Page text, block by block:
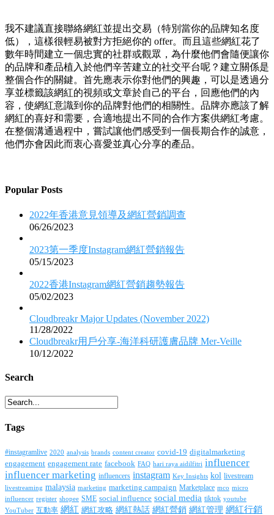
我不建議直接聯絡網紅並提出交易（特別當你的品牌知名度
低），這樣很輕易被對方拒絕你的 offer。而且這些網紅花了
數年時間建立一個忠實的社群或觀眾，為什麼他們會隨便讓你
的品牌和產品植入於他們辛苦建立的社交平台呢？建立關係是
整個合作的關鍵。首先應表示你對他們的興趣，可以是透過分
享並標籤該網紅的視頻或文章於自己的平台，回應他們的內
容，使網紅意識到你的品牌對他們的相關性。品牌亦應該了解
網紅的喜好和需要，合適地提出不同的合作方案供網紅考慮。
在整個溝通過程中，嘗試讓他們感受到一個長期合作的誠意，
他們亦會因此而衷心喜愛並真心分享的產品。
Popular Posts
2022年香港意見領導及網紅營銷調查
06/26/2023
2023第一季度Instagram網紅營銷報告
05/15/2023
2022香港Instagram網紅營銷趨勢報告
05/02/2023
Cloudbreakr Major Updates (November 2022)
11/28/2022
Cloudbreakr用戶分享-海洋科研護膚品牌 Mer-Veille
10/12/2022
Search
Tags
#instagramlive 2020 analysis brands content creator covid-19 digitalmarketing
engagement engagement rate facebook FAQ hari raya aidilfitri influencer
influencer marketing influencers instagram Key Insights kol livestream
livestreaming malaysia marketing marketing campaign Marketplace mco micro
influencer register shopee SME social influence social media tiktok youtube
YouTuber 互動率 網紅 網紅攻略 網紅熱話 網紅營銷 網紅管理 網紅行銷